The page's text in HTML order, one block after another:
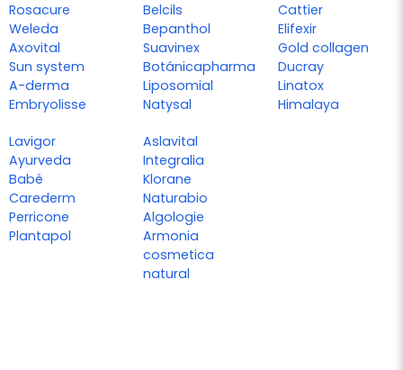
Rosacure
Weleda
Axovital
Sun system
A-derma
Embryolisse
Belcils
Bepanthol
Suavinex
Botánicapharma
Liposomial
Natysal
Cattier
Elifexir
Gold collagen
Ducray
Linatox
Himalaya
Lavigor
Ayurveda
Babé
Carederm
Perricone
Plantapol
Aslavital
Integralia
Klorane
Naturabio
Algologie
Armonia
cosmetica
natural